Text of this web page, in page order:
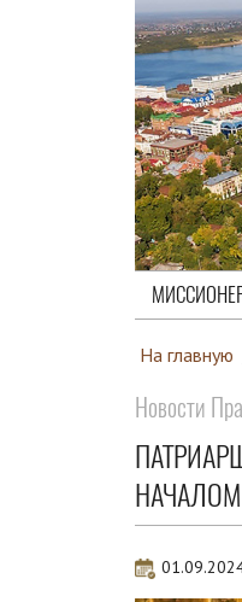
На главную
Новости